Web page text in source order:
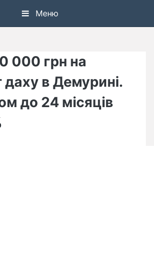
Меню
000 грн на
даху в Демурині.
до 24 місяців